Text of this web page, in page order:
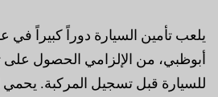
يلعب تأمين السيارة دوراً كبيراً في
أبوظبي، من الإلزامي الحصول
للسيارة قبل تسجيل المركبة. يحمي